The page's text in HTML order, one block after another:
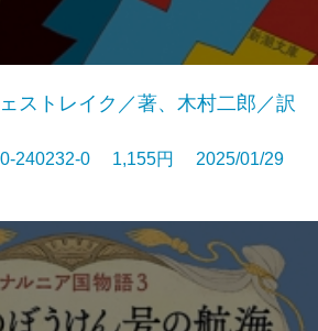
ストレイク／著、木村二郎／訳
240232-0 1,155円 2025/01/29